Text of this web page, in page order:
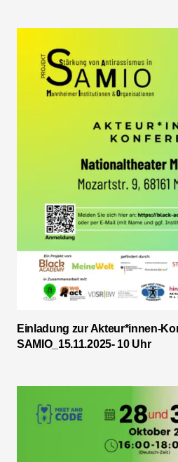
Einladung zur Akteur*innen-
SAMIO_15.11.2025- 10 Uhr